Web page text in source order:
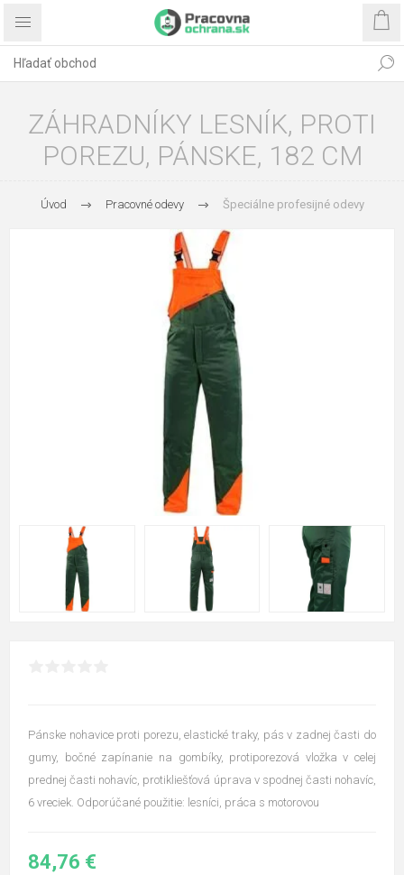
ZÁHRADNÍKY LESNÍK, PROTI
POREZU, PÁNSKE, 182 CM
Úvod Pracovné odevy Špeciálne profesijné odevy
Pánske nohavice proti porezu, elastické traky, pás v zadnej časti do
gumy, bočné zapínanie na gombíky, protiporezová vložka v celej
prednej časti nohavíc, protikliešťová úprava v spodnej časti nohavíc,
6 vreciek. Odporúčané použitie: lesníci, práca s motorovou
84,76 €